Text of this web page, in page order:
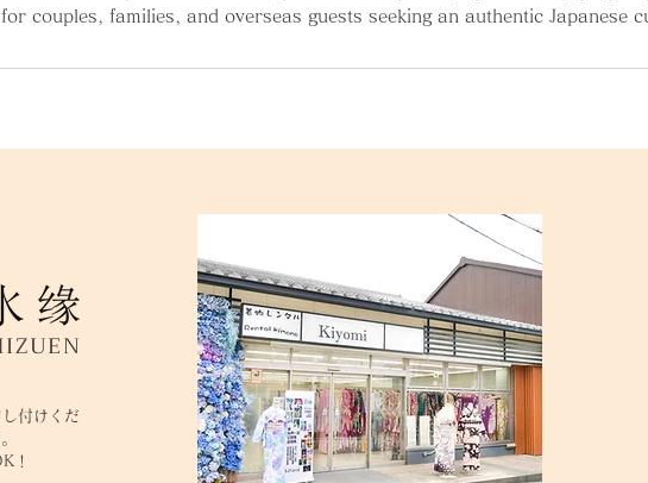
couples, families, and overseas guests seeking an authentic Japanese
付けくだ
！